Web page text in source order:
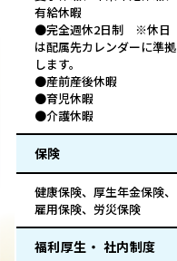
有給休暇
●完全週休2日制 ※休日
は配属先カレンダーに準拠
します。
●産前産後休暇
●育児休暇
●介護休暇
保険
健康保険、厚生年金保険、
雇用保険、労災保険
福利厚生・ 社内制度